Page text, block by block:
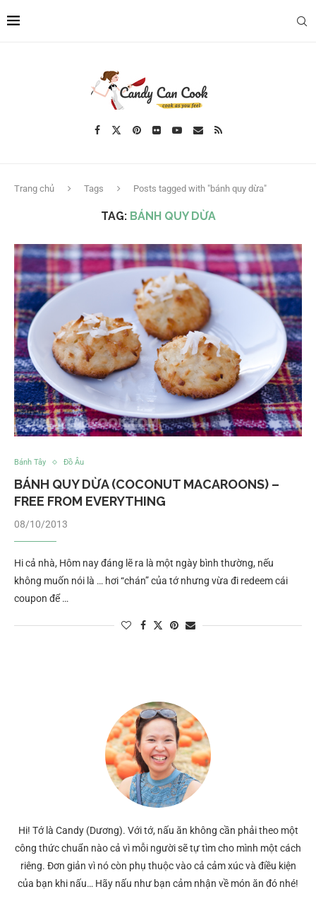
Trang chủ Tags Posts tagged with "bánh quy dừa"
TAG: BÁNH QUY DỪA
Bánh Tây Đồ Âu
BÁNH QUY DỪA (COCONUT MACAROONS) –
FREE FROM EVERYTHING
08/10/2013
Hi cả nhà, Hôm nay đáng lẽ ra là một ngày bình thường, nếu
không muốn nói là … hơi “chán” của tớ nhưng vừa đi redeem cái
coupon để …
Hi! Tớ là Candy (Dương). Với tớ, nấu ăn không cần phải theo một
công thức chuẩn nào cả vì mỗi người sẽ tự tìm cho mình một cách
riêng. Đơn giản vì nó còn phụ thuộc vào cả cảm xúc và điều kiện
của bạn khi nấu… Hãy nấu như bạn cảm nhận về món ăn đó nhé!